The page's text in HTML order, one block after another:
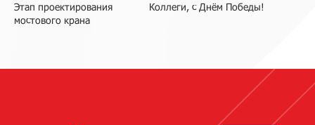
Этап проектирования
мостового крана
Коллеги, с Днём Победы!